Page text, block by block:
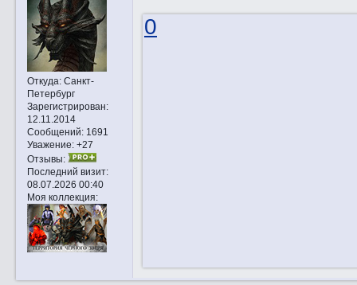
Откуда:Санкт-
Петербург
Зарегистрирован:
12.11.2014
Сообщений:1691
Уважение: +27
Отзывы:
Последний визит:
08.07.2026 00:40
Моя коллекция:
0